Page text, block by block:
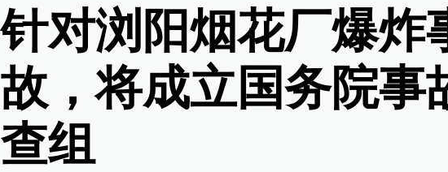
针对浏阳烟花厂爆炸
故，将成立国务院事
查组